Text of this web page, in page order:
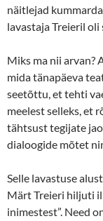
näitlejad
lavastaja Treieril
Miks ma nii arvan?
mida tänapäeva
seetõttu, et tehti
meelest selleks, et
tähtsust tegijate
dialoogide mõtet
Selle lavastuse
Märt Treieri hiljuti
inimestest”. Need